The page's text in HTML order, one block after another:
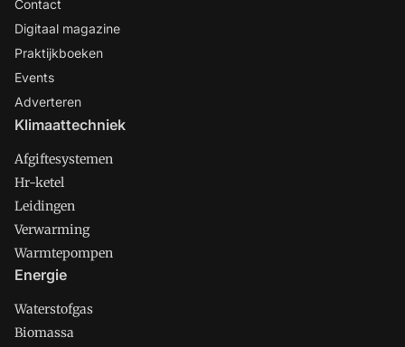
Contact
Digitaal magazine
Praktijkboeken
Events
Adverteren
Klimaattechniek
Afgiftesystemen
Hr-ketel
Leidingen
Verwarming
Warmtepompen
Energie
Waterstofgas
Biomassa